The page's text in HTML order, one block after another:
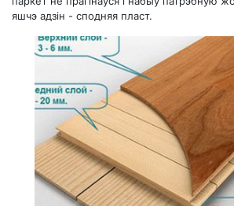
яшчэ адзін - сподняя пласт.